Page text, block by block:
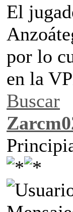
El
por lo
en la
Buscar